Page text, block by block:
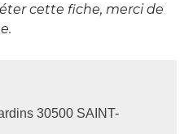
cette fiche, merci de
30500 SAINT-